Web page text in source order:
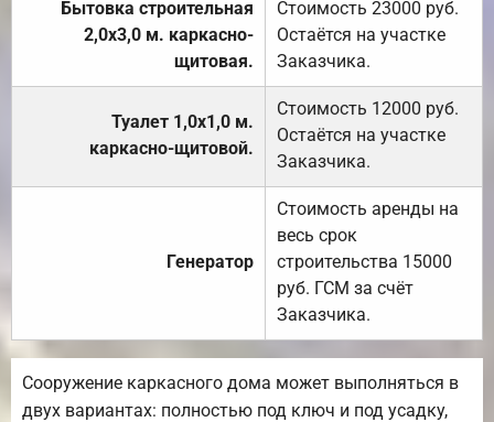
Бытовка строительная
2,0х3,0 м. каркасно-
щитовая.
Стоимость 23000 руб.
Остаётся на участке
Заказчика.
Туалет 1,0х1,0 м.
каркасно-щитовой.
Стоимость 12000 руб.
Остаётся на участке
Заказчика.
Генератор
Стоимость аренды на
весь срок
строительства 15000
руб. ГСМ за счёт
Заказчика.
Сооружение каркасного дома может выполняться в
двух вариантах: полностью под ключ и под усадку,